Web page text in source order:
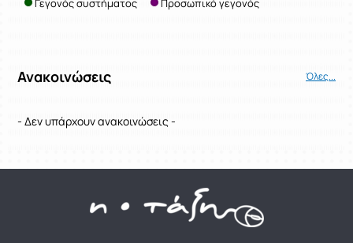
Γεγονός συστήματος
Προσωπικό γεγονός
Ανακοινώσεις Όλες...
- Δεν υπάρχουν ανακοινώσεις -